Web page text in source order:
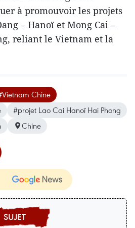
à promouvoir les projets
– Hanoï et Mong Cai –
reliant le Vietnam et la
Chine
#projet Lao Cai Hanoï Hai Phong
Chine